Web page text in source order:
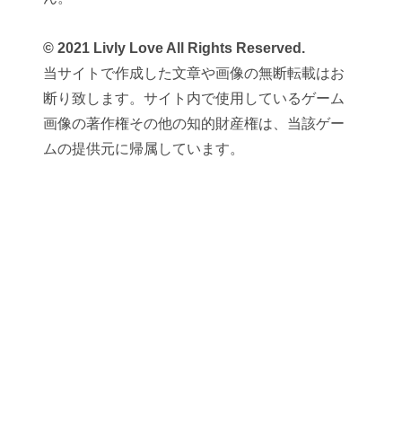
© 2021 Livly Love All Rights Reserved.
当サイトで作成した文章や画像の無断転載はお
断り致します。サイト内で使用しているゲーム
画像の著作権その他の知的財産権は、当該ゲー
ムの提供元に帰属しています。